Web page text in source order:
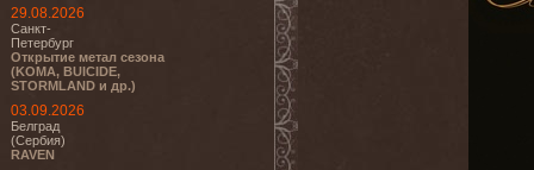
29.08.2026
Санкт-
Петербург
Открытие метал сезона
(KOMA, BUICIDE,
STORMLAND и др.)
03.09.2026
Белград
(Сербия)
RAVEN